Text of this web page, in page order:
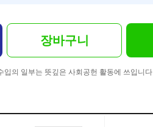
장바구니
입의 일부는 뜻깊은 사회공헌 활동에 쓰입니다